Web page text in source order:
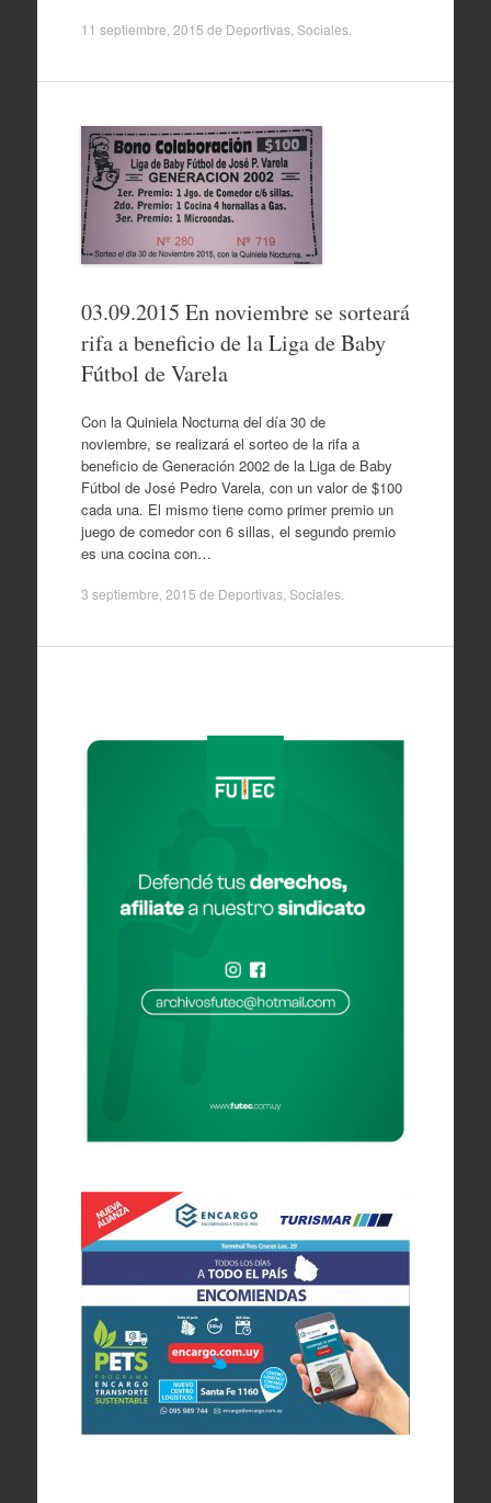
11 septiembre, 2015 de Deportivas, Sociales.
03.09.2015 En noviembre se sorteará
rifa a beneficio de la Liga de Baby
Fútbol de Varela
Con la Quiniela Nocturna del día 30 de
noviembre, se realizará el sorteo de la rifa a
beneficio de Generación 2002 de la Liga de Baby
Fútbol de José Pedro Varela, con un valor de $100
cada una. El mismo tiene como primer premio un
juego de comedor con 6 sillas, el segundo premio
es una cocina con…
3 septiembre, 2015 de Deportivas, Sociales.